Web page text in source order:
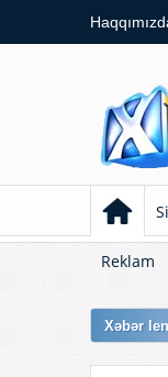
Reklam
Xəbər